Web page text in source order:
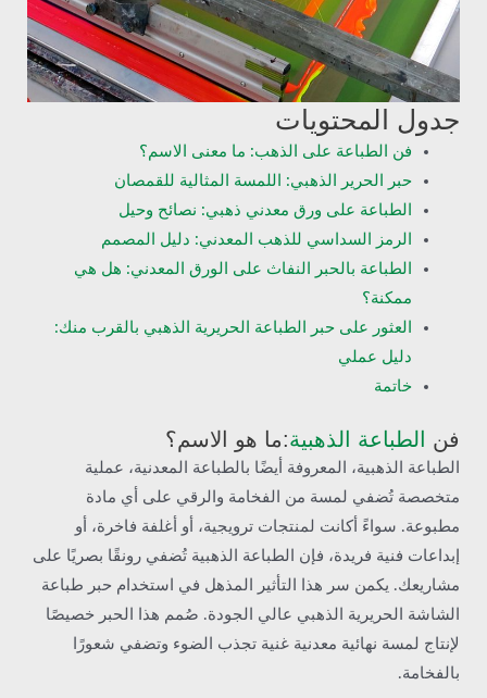
جدول المحتويات
فن الطباعة على الذهب: ما معنى الاسم؟
حبر الحرير الذهبي: اللمسة المثالية للقمصان
الطباعة على ورق معدني ذهبي: نصائح وحيل
الرمز السداسي للذهب المعدني: دليل المصمم
الطباعة بالحبر النفاث على الورق المعدني: هل هي
ممكنة؟
العثور على حبر الطباعة الحريرية الذهبي بالقرب منك:
دليل عملي
خاتمة
فن الطباعة الذهبية:ما هو الاسم؟
الطباعة الذهبية، المعروفة أيضًا بالطباعة المعدنية، عملية
متخصصة تُضفي لمسة من الفخامة والرقي على أي مادة
مطبوعة. سواءً أكانت لمنتجات ترويجية، أو أغلفة فاخرة، أو
إبداعات فنية فريدة، فإن الطباعة الذهبية تُضفي رونقًا بصريًا على
مشاريعك. يكمن سر هذا التأثير المذهل في استخدام حبر طباعة
الشاشة الحريرية الذهبي عالي الجودة. صُمم هذا الحبر خصيصًا
لإنتاج لمسة نهائية معدنية غنية تجذب الضوء وتضفي شعورًا
بالفخامة.